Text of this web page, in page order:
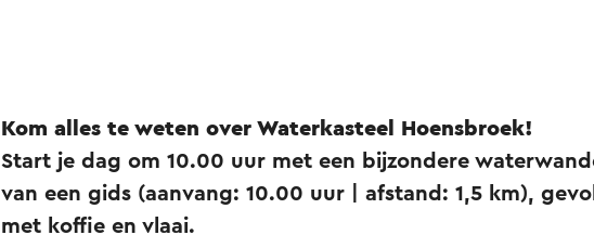
Kom alles te weten over Waterkasteel Hoensbroek!
Start je dag om 10.00 uur met een bijzondere
van een gids (aanvang: 10.00 uur | afstand: 1,5 km),
met koffie en vlaai.